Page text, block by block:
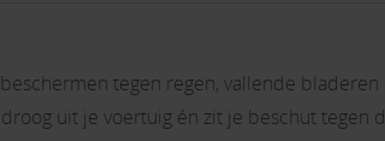
tegen regen, vallende
uit je voertuig én zit je beschut tegen